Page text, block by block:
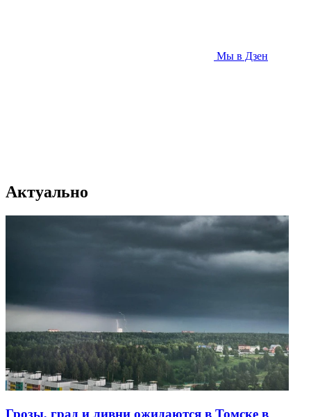
Мы в Дзен
Актуально
Грозы, град и ливни ожидаются в Томске в